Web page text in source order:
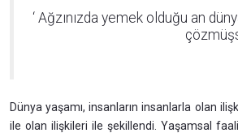
‘ Ağzınızda yemek olduğu an
Dünya yaşamı, insanların insanlarla olan
ile olan ilişkileri ile şekillendi. Yaşamsal